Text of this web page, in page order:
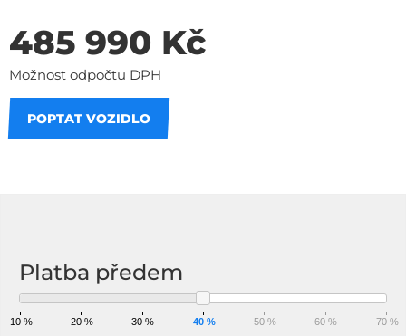
485 990 Kč
Možnost odpočtu DPH
POPTAT VOZIDLO
Platba předem
10 % 20 % 30 % 40 % 50 % 60 % 70 %